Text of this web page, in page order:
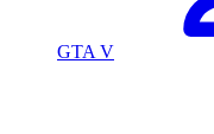
GTA V